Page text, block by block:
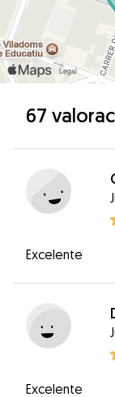
67
Excelente
Excelente